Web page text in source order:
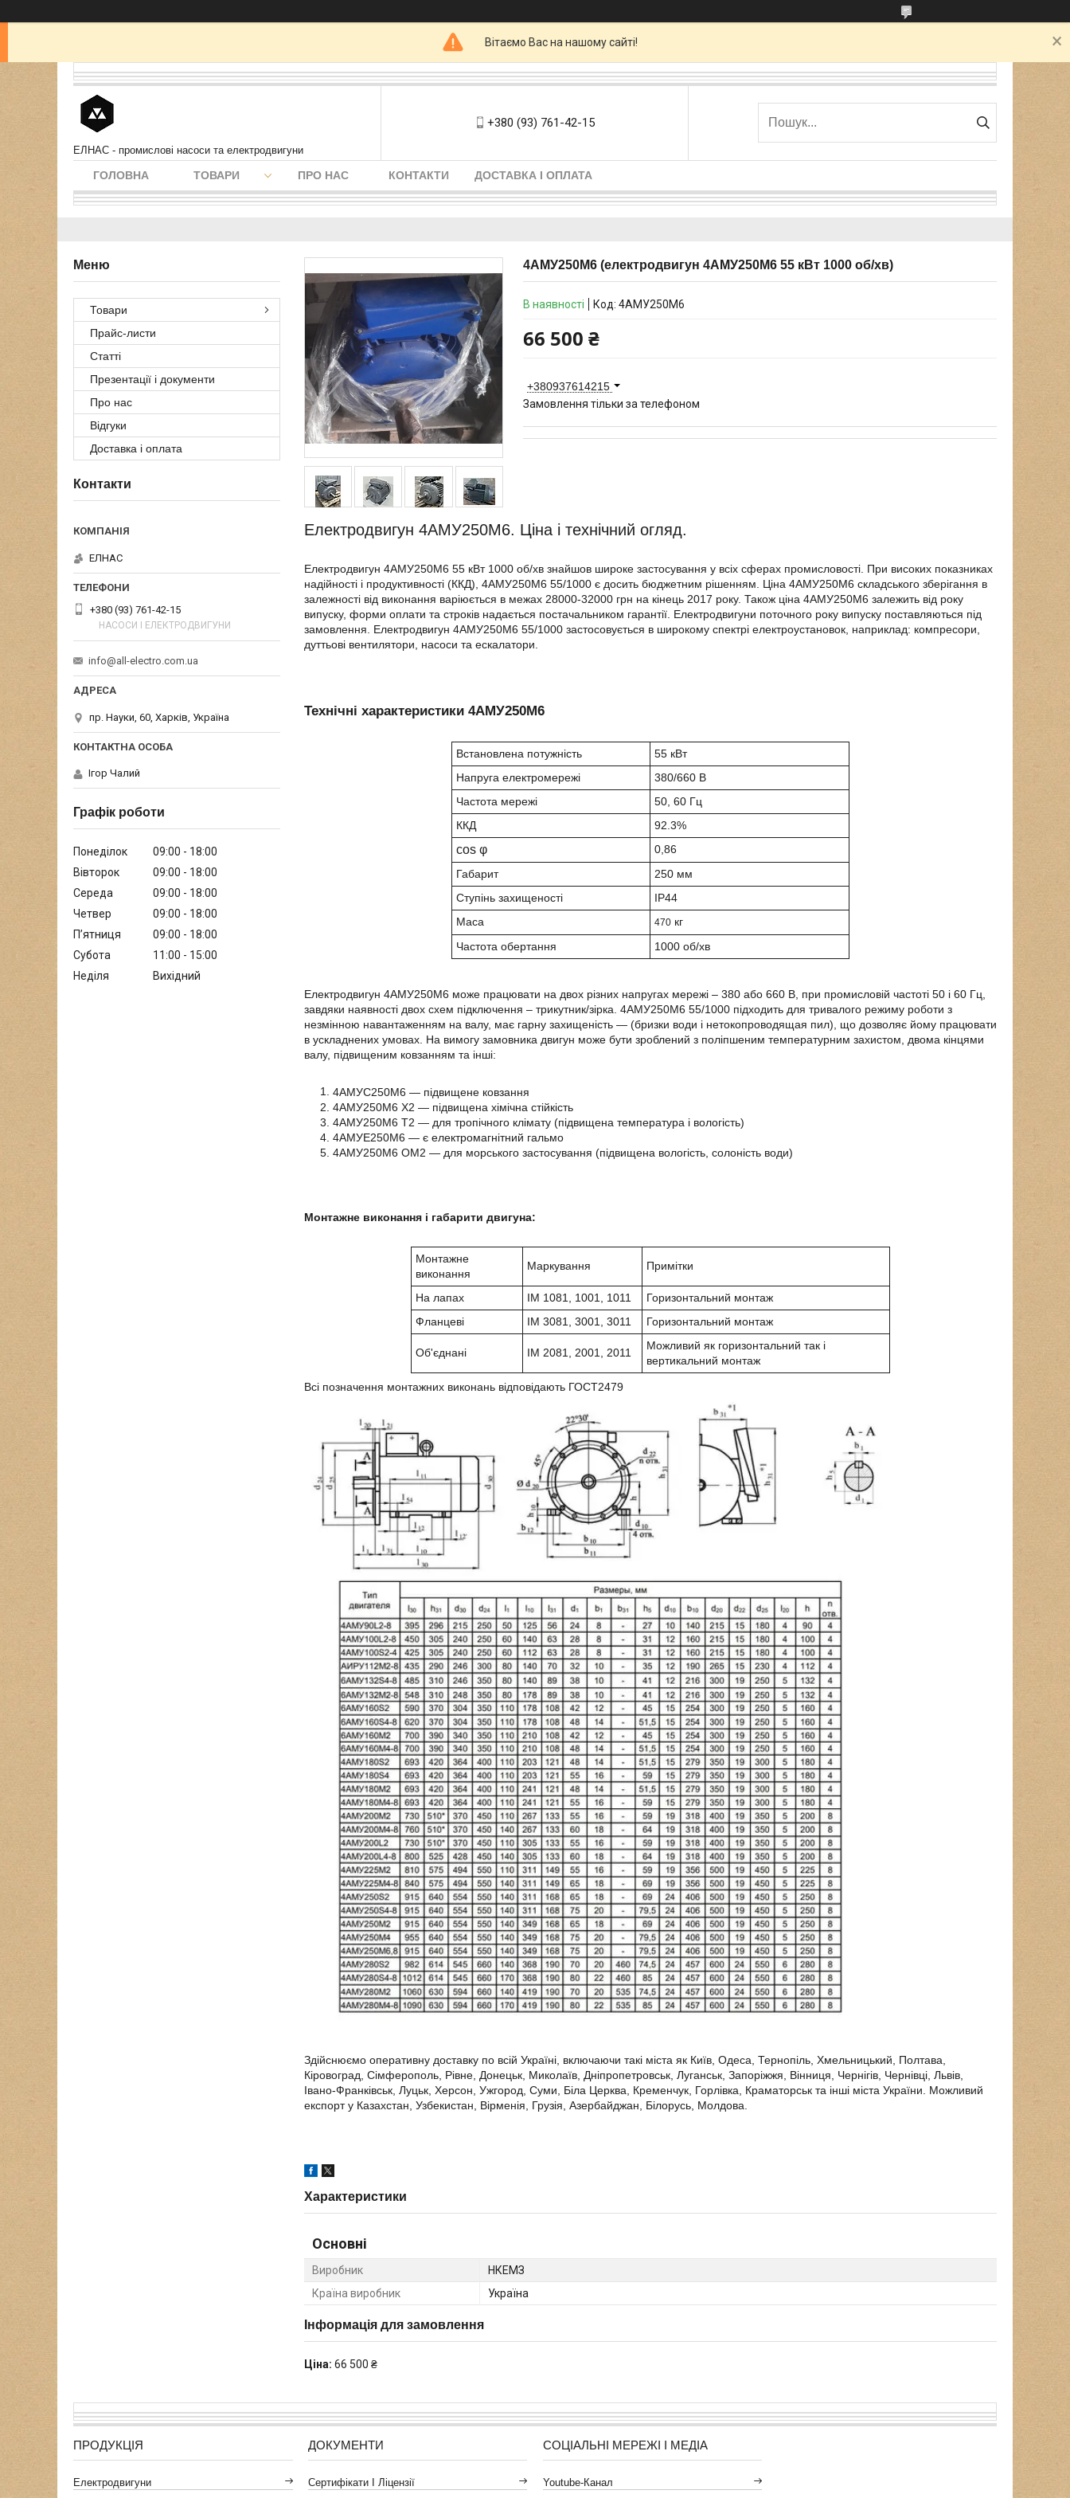
Вітаємо Вас на нашому сайті!
ЕЛНАС - промислові насоси та електродвигуни
+380 (93) 761-42-15
ГОЛОВНА ТОВАРИ ПРО НАС КОНТАКТИ ДОСТАВКА І ОПЛАТА
4АМУ250М6 (електродвигун 4АМУ250М6 55 кВт 1000 об/хв)
В наявності Код: 4АМУ250М6
66 500 ₴
+380937614215
Замовлення тільки за телефоном
Електродвигун 4АМУ250М6. Ціна і технічний огляд.
Електродвигун 4АМУ250М6 55 кВт 1000 об/хв знайшов широке застосування у всіх сферах промисловості. При високих показниках
надійності і продуктивності (ККД), 4АМУ250М6 55/1000 є досить бюджетним рішенням. Ціна 4АМУ250М6 складського зберігання в
залежності від виконання варіюється в межах 28000-32000 грн на кінець 2017 року. Також ціна 4АМУ250М6 залежить від року
випуску, форми оплати та строків надається постачальником гарантії. Електродвигуни поточного року випуску поставляються під
замовлення. Електродвигун 4АМУ250М6 55/1000 застосовується в широкому спектрі електроустановок, наприклад: компресори,
дуттьові вентилятори, насоси та ескалатори.
Технічні характеристики 4АМУ250М6
Встановлена потужність
55 кВт
Напруга електромережі
380/660 В
Частота мережі
50, 60 Гц
ККД
92.3%
cos φ
0,86
Габарит
250 мм
Ступінь захищеності
IP44
Маса
470 кг
Частота обертання
1000 об/хв
Електродвигун 4АМУ250М6 може працювати на двох різних напругах мережі – 380 або 660 В, при промисловій частоті 50 і 60 Гц,
завдяки наявності двох схем підключення – трикутник/зірка. 4АМУ250М6 55/1000 підходить для тривалого режиму роботи з
незмінною навантаженням на валу, має гарну захищеність ― (бризки води і нетокопроводящая пил), що дозволяє йому працювати
в ускладнених умовах. На вимогу замовника двигун може бути зроблений з поліпшеним температурним захистом, двома кінцями
валу, підвищеним ковзанням та інші:
4АМУС250М6 ― підвищене ковзання
4АМУ250М6 Х2 ― підвищена хімічна стійкість
4АМУ250М6 Т2 ― для тропічного клімату (підвищена температура і вологість)
4АМУЕ250М6 ― є електромагнітний гальмо
4АМУ250М6 ОМ2 ― для морського застосування (підвищена вологість, солоність води)
Монтажне виконання і габарити двигуна:
Монтажне
виконання
Маркування Примітки
На лапах IM 1081, 1001, 1011
Горизонтальний монтаж
Фланцеві
IM 3081, 3001, 3011 Горизонтальний монтаж
Об'єднані IM 2081, 2001, 2011
Можливий як горизонтальний так і
вертикальний монтаж
Всі позначення монтажних виконань відповідають ГОСТ2479
Здійснюємо оперативну доставку по всій Україні, включаючи такі міста як Київ, Одеса, Тернопіль, Хмельницький, Полтава,
Кіровоград, Сімферополь, Рівне, Донецьк, Миколаїв, Дніпропетровськ, Луганськ, Запоріжжя, Вінниця, Чернігів, Чернівці, Львів,
Івано-Франківськ, Луцьк, Херсон, Ужгород, Суми, Біла Церква, Кременчук, Горлівка, Краматорськ та інші міста України. Можливий
експорт у Казахстан, Узбекистан, Вірменія, Грузія, Азербайджан, Білорусь, Молдова.
Характеристики
Основні
Виробник
НКЕМЗ
Країна виробник
Україна
Інформація для замовлення
Ціна: 66 500 ₴
Товари
Прайс-листи
Статті
Презентації і документи
Про нас
Відгуки
Доставка і оплата
Контакти
ЕЛНАС
+380 (93) 761-42-15
НАСОСИ І ЕЛЕКТРОДВИГУНИ
info@all-electro.com.ua
пр. Науки, 60, Харків, Україна
Ігор Чалий
Графік роботи
Понеділок 09:00
18:00
Вівторок
09:00
18:00
Середа
09:00
18:00
Четвер
09:00
18:00
Пʼятниця
09:00
18:00
Субота
11:00
15:00
Неділя
Вихідний
ПРОДУКЦІЯ
Електродвигуни
ДОКУМЕНТИ
Сертифікати І Ліцензії
СОЦІАЛЬНІ МЕРЕЖІ І МЕДІА
Youtube-Канал